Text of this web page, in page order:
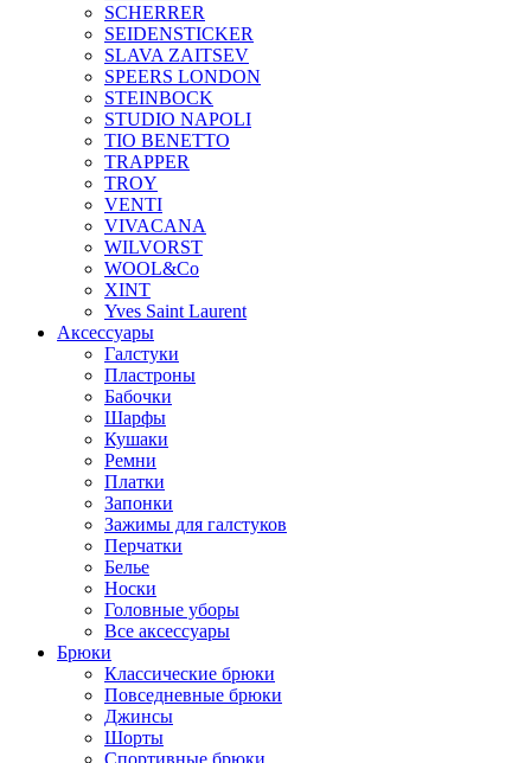
SCHERRER
SEIDENSTICKER
SLAVA ZAITSEV
SPEERS LONDON
STEINBOCK
STUDIO NAPOLI
TIO BENETTO
TRAPPER
TROY
VENTI
VIVACANA
WILVORST
WOOL&Co
XINT
Yves Saint Laurent
Аксессуары
Галстуки
Пластроны
Бабочки
Шарфы
Кушаки
Ремни
Платки
Запонки
Зажимы для галстуков
Перчатки
Белье
Носки
Головные уборы
Все аксессуары
Брюки
Классические брюки
Повседневные брюки
Джинсы
Шорты
Спортивные брюки